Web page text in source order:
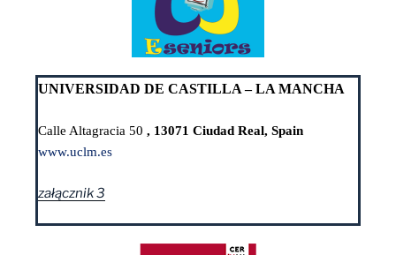
UNIVERSIDAD DE CASTILLA – LA MANCHA
Calle Altagracia 50 , 13071 Ciudad Real, Spain
www.uclm.es
załącznik 3